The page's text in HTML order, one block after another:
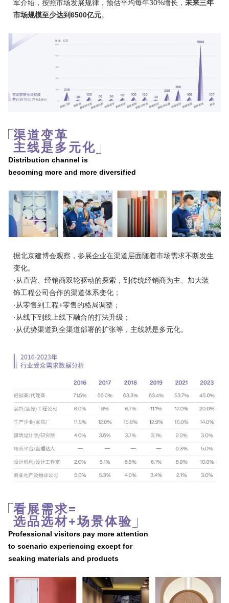
军介绍，按照市场发展规律，预估平均每年30%增长， 未来三年
市场规模至少达到6500亿元。
渠道变革
主线是多元化
Distribution channel is
becoming more and more diversified
据北京建博会观察，参展企业在渠道层面随着市场需求不断发生
变化。
·从直营、经销商双轮驱动的探索，到传统经销商为主、加大装
饰工程公司合作的渠道体系变化；
·从零售到工程+零售的格局调整；
·从线下到线上线下融合的打法升级；
·从优势渠道到全渠道部署的扩张等，主线就是多元化。
看展需求=
选品选材+场景体验
Professional visitors pay more attention
to scenario experiencing except for
seaking materials and products